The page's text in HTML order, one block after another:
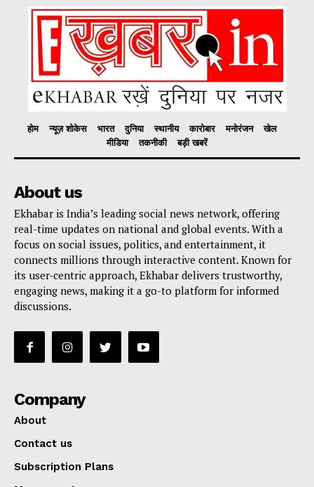
होम न्यूज़ शोकेस भारत दुनिया स्थानीय कारोबार मनोरंजन
खेल
मीडिया
तकनीकी बड़ी खबरें
About us
Ekhabar is India’s leading social news network, offering
real-time updates on national and global events. With a
focus on social issues, politics, and entertainment, it
connects millions through interactive content. Known for
its user-centric approach, Ekhabar delivers trustworthy,
engaging news, making it a go-to platform for informed
discussions.
Company
About
Contact us
Subscription Plans